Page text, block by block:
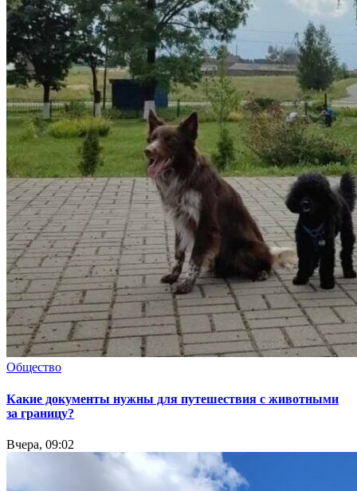
Общество
Какие документы нужны для путешествия с животными
за границу?
Вчера, 09:02